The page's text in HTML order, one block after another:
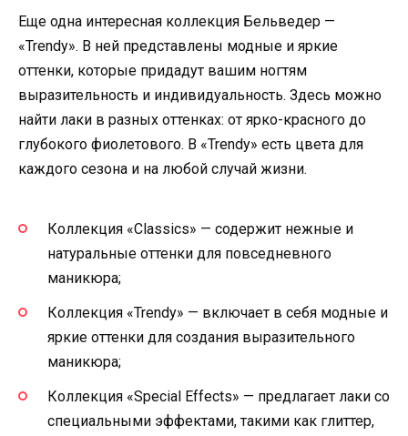
Еще одна интересная коллекция Бельведер —
«Trendy». В ней представлены модные и яркие
оттенки, которые придадут вашим ногтям
выразительность и индивидуальность. Здесь можно
найти лаки в разных оттенках: от ярко-красного до
глубокого фиолетового. В «Trendy» есть цвета для
каждого сезона и на любой случай жизни.
Коллекция «Classics» — содержит нежные и
натуральные оттенки для повседневного
маникюра;
Коллекция «Trendy» — включает в себя модные и
яркие оттенки для создания выразительного
маникюра;
Коллекция «Special Effects» — предлагает лаки со
специальными эффектами, такими как глиттер,